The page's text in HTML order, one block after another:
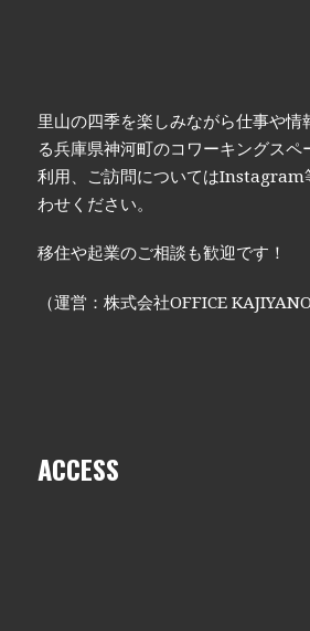
里山の四季を楽しみながら仕事や情
る兵庫県神河町のコワーキングスペ
利用、ご訪問についてはInstagram
わせください。
移住や起業のご相談も歓迎です！
（運営：株式会社OFFICE KAJIYANO
ACCESS